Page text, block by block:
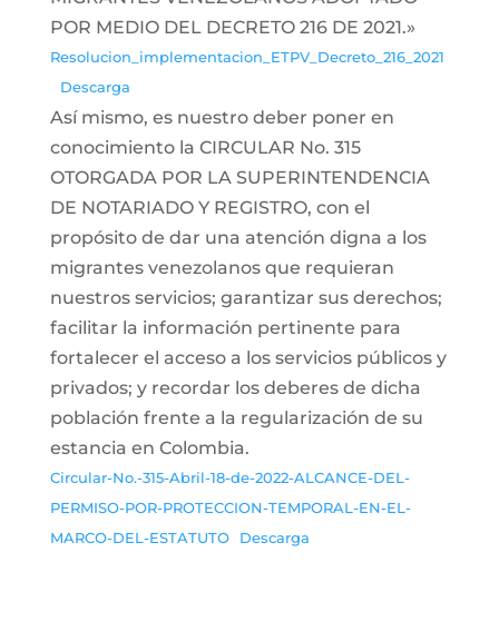
POR MEDIO DEL DECRETO 216 DE 2021.»
Resolucion_implementacion_ETPV_Decreto_216_2021
Descarga
Así mismo, es nuestro deber poner en
conocimiento la CIRCULAR No. 315
OTORGADA POR LA SUPERINTENDENCIA
DE NOTARIADO Y REGISTRO, con el
propósito de dar una atención digna a los
migrantes venezolanos que requieran
nuestros servicios; garantizar sus derechos;
facilitar la información pertinente para
fortalecer el acceso a los servicios públicos y
privados; y recordar los deberes de dicha
población frente a la regularización de su
estancia en Colombia.
Circular-No.-315-Abril-18-de-2022-ALCANCE-DEL-
PERMISO-POR-PROTECCION-TEMPORAL-EN-EL-
MARCO-DEL-ESTATUTO
Descarga